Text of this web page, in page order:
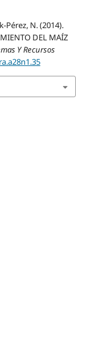
Pérez, N. (2014).
DEL MAÍZ
Y Recursos